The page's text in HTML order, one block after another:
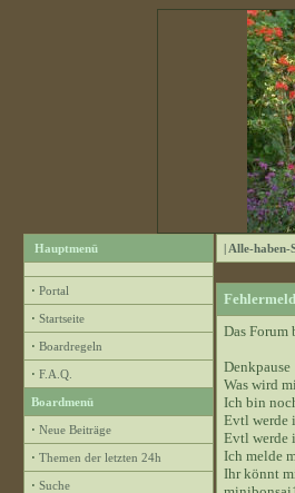
Hauptmenü
· Portal
· Startseite
· Boardregeln
· F.A.Q.
Boardmenü
· Neue Beiträge
· Themen der letzten 24h
· Suche
| Alle-haben-
Das Forum
Denkpause
Was wird
Ich bin
Evtl werde
Evtl werde
Ich melde
Ihr könnt